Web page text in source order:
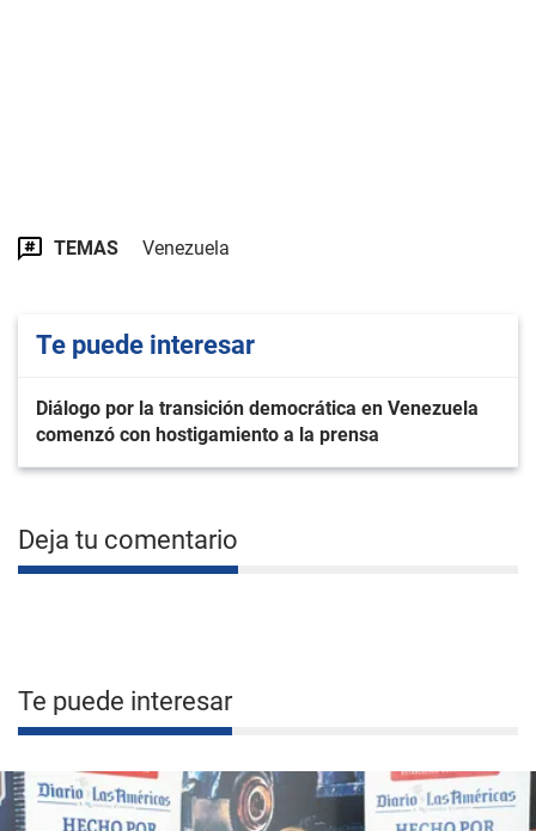
TEMAS Venezuela
Te puede interesar
Diálogo por la transición democrática en Venezuela
comenzó con hostigamiento a la prensa
Deja tu comentario
Te puede interesar